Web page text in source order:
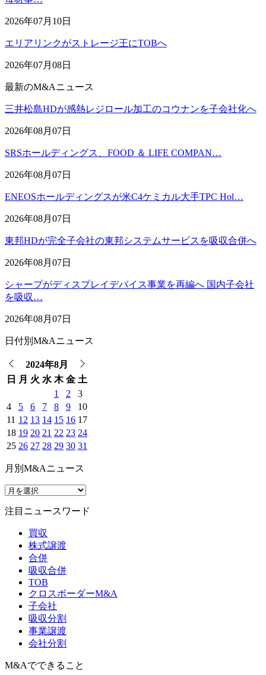
2026年07月10日
エリアリンクがストレージ王にTOBへ
2026年07月08日
最新のM&Aニュース
三井松島HDが感熱レジロール加工のコウナンを子会社化へ
2026年08月07日
SRSホールディングス、FOOD ＆ LIFE COMPAN…
2026年08月07日
ENEOSホールディングスが米C4ケミカル大手TPC Hol…
2026年08月07日
東邦HDが完全子会社の東邦システムサービスを吸収合併へ
2026年08月07日
シャープがディスプレイデバイス事業を再編へ 国内子会社
を吸収…
2026年08月07日
日付別M&Aニュース
2024年8月
日 月 火 水 木 金 土
1
2
3
4
5 6 7 8 9
10
11 12 13 14 15 16 17
18 19 20 21 22 23 24
25 26 27 28 29 30 31
月別M&Aニュース
注目ニュースワード
買収
株式譲渡
合併
吸収合併
TOB
クロスボーダーM&A
子会社
吸収分割
事業譲渡
会社分割
M&Aでできること